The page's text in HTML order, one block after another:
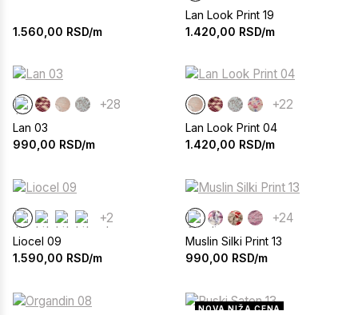
1.560,00 RSD/m
Lan Look Print 19
1.420,00 RSD/m
+28
Lan 03
990,00 RSD/m
+22
Lan Look Print 04
1.420,00 RSD/m
+2
Liocel 09
1.590,00 RSD/m
+24
Muslin Silki Print 13
990,00 RSD/m
NOVA NIŽA CENA